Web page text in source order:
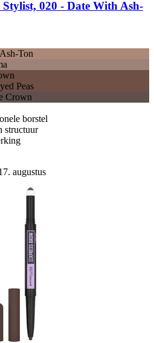
020 -​ Date With Ash-​
Ton
Peas
Crown
borstel
structuur
augustus